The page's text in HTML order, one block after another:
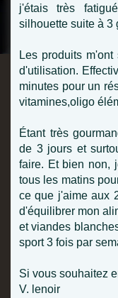
j'étais très
silhouette suite à 3
Les produits
d'utilisation.
minutes pour un
vitamines,oligo
Étant très
de 3 jours et
faire. Et bien non,
tous les matins
ce que j'aime aux
d'équilibrer mon
et viandes
sport 3 fois par
Si vous souhaitez
V. lenoir